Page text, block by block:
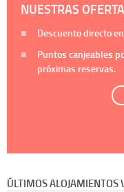
NUESTRAS
Descuento directo
Puntos canjeables
próximas reservas.
ÚLTIMOS ALOJAMIENTOS